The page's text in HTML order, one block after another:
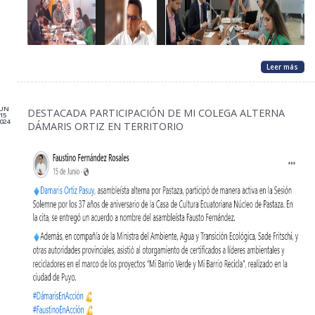
Leer más
15
DESTACADA PARTICIPACIÓN DE MI COLEGA ALTERNA
DÁMARIS ORTIZ EN TERRITORIO